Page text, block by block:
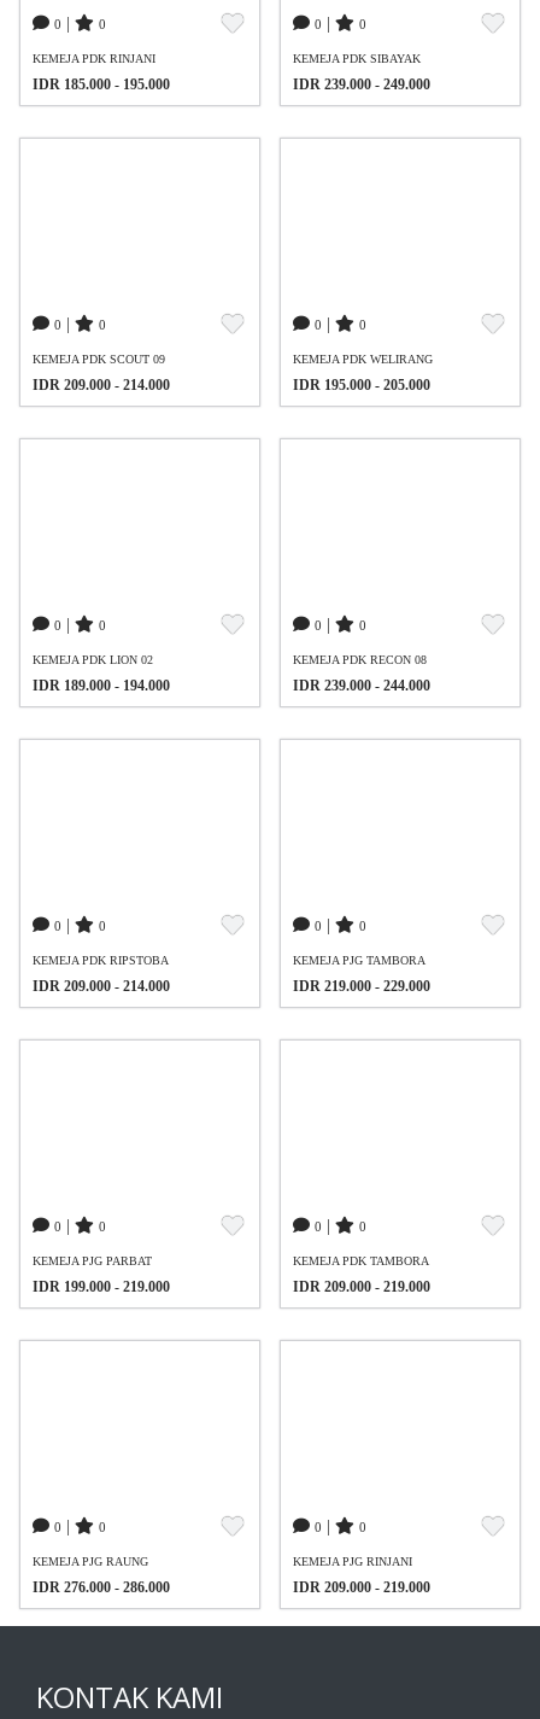
0 0
KEMEJA PDK RINJANI
IDR 185.000 - 195.000
0 0
KEMEJA PDK SIBAYAK
IDR 239.000 - 249.000
0 0
KEMEJA PDK SCOUT 09
IDR 209.000 - 214.000
0 0
KEMEJA PDK WELIRANG
IDR 195.000 - 205.000
0 0
KEMEJA PDK LION 02
IDR 189.000 - 194.000
0 0
KEMEJA PDK RECON 08
IDR 239.000 - 244.000
0 0
KEMEJA PDK RIPSTOBA
IDR 209.000 - 214.000
0 0
KEMEJA PJG TAMBORA
IDR 219.000 - 229.000
0 0
KEMEJA PJG PARBAT
IDR 199.000 - 219.000
0 0
KEMEJA PDK TAMBORA
IDR 209.000 - 219.000
0 0
KEMEJA PJG RAUNG
IDR 276.000 - 286.000
0 0
KEMEJA PJG RINJANI
IDR 209.000 - 219.000
KONTAK KAMI